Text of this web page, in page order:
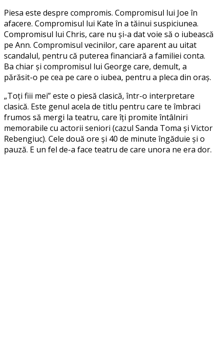
Piesa este despre compromis. Compromisul lui Joe în
afacere. Compromisul lui Kate în a tăinui suspiciunea.
Compromisul lui Chris, care nu și-a dat voie să o iubească
pe Ann. Compromisul vecinilor, care aparent au uitat
scandalul, pentru că puterea financiară a familiei conta.
Ba chiar și compromisul lui George care, demult, a
părăsit-o pe cea pe care o iubea, pentru a pleca din oraș.
„Toți fiii mei” este o piesă clasică, într-o interpretare
clasică. Este genul acela de titlu pentru care te îmbraci
frumos să mergi la teatru, care îți promite întâlniri
memorabile cu actorii seniori (cazul Sanda Toma și Victor
Rebengiuc). Cele două ore și 40 de minute îngăduie și o
pauză. E un fel de-a face teatru de care unora ne era dor.